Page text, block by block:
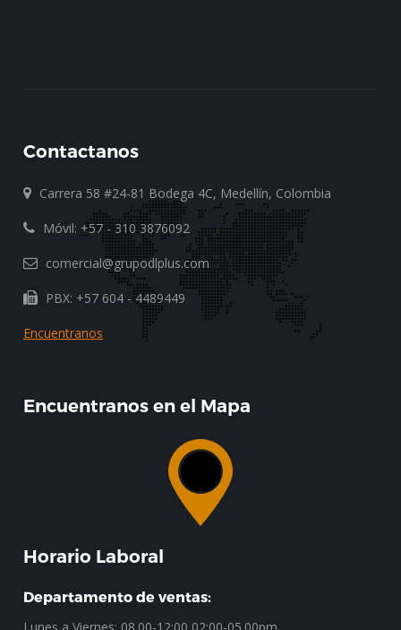
Contactanos
Carrera 58 #24-81 Bodega 4C, Medellín, Colombia
Móvil: +57 - 310 3876092
comercial@grupodlplus.com
PBX: +57 604 - 4489449
Encuentranos
Encuentranos en el Mapa
Horario Laboral
Departamento de ventas: